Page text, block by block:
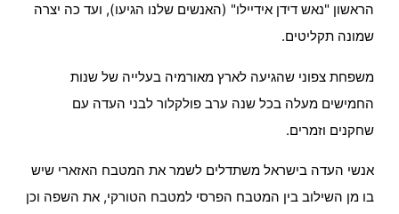
הראשון "נאש דידן אידיילו" (האנשים שלנו הגיעו), ועד כה יצרה
שמונה תקליטים.
משפחת צפוני שהגיעה לארץ מאורמיה בעלייה של שנות
החמישים מעלה בכל שנה ערב פולקלור לבני העדה עם
שחקנים וזמרים.
אנשי העדה בישראל משתדלים לשמר את המטבח האזארי שיש
בו מן השילוב בין המטבח הפרסי למטבח הטורקי, את השפה וכן